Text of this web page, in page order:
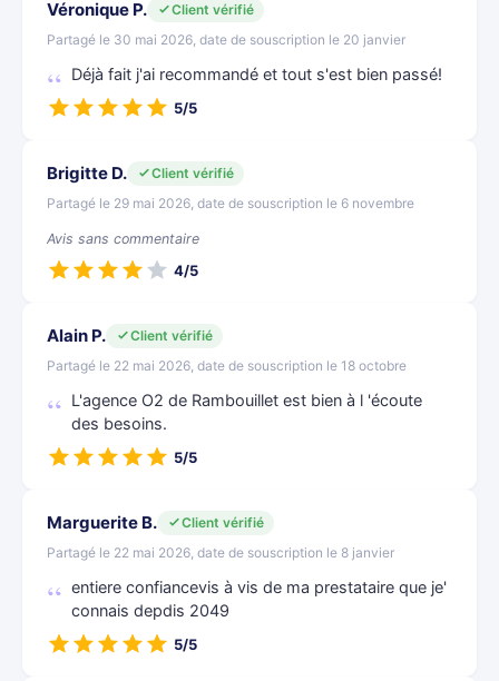
Véronique P.
Client vérifié
Partagé le 30 mai 2026, date de souscription le 20 janvier
Déjà fait j'ai recommandé et tout s'est bien passé!
5/5
Brigitte D.
Client vérifié
Partagé le 29 mai 2026, date de souscription le 6 novembre
Avis sans commentaire
4/5
Alain P.
Client vérifié
Partagé le 22 mai 2026, date de souscription le 18 octobre
L'agence O2 de Rambouillet est bien à l 'écoute
des besoins.
5/5
Marguerite B.
Client vérifié
Partagé le 22 mai 2026, date de souscription le 8 janvier
entiere confiancevis à vis de ma prestataire que je'
connais depdis 2049
5/5